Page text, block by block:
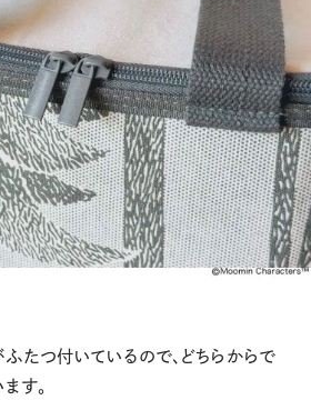
たつ付いているので、どちらからで
す。